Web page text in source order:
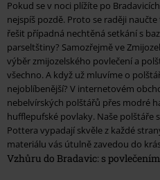
Pokud se v noci plížíte po
nejspíš pozdě. Proto se raději
řešit případná nechtěná setkání s
parseltštiny? Samozřejmě ve
výběr zmijozelského povlečení a
všechno. A když už mluvíme o
nejoblíbenější? V internetovém
nebelvírských polštářů přes modré
hufflepufské povlaky. Naše
Pottera vypadají skvěle z každé
materiálu vás útulně zavedou do
Vzhůru do Bradavic: s